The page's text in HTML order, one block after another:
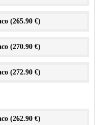
(265.90 €)
(270.90 €)
(272.90 €)
(262.90 €)